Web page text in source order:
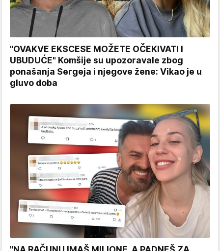
"OVAKVE EKSCESE MOŽETE OČEKIVATI I
UBUDUĆE" Komšije su upozoravale zbog
ponašanja Sergeja i njegove žene: Vikao je u
gluvo doba